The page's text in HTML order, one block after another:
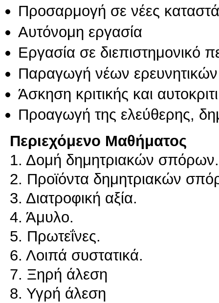
Προσαρμογή σε νέες
Αυτόνομη εργασία
Εργασία σε διεπιστημονικό
Παραγωγή νέων
Άσκηση κριτικής και
Προαγωγή της ελεύθερης,
Περιεχόμενο Μαθήματος
1. Δομή δημητριακών σπόρων.
2. Προϊόντα δημητριακών
3. Διατροφική αξία.
4. Άμυλο.
5. Πρωτεΐνες.
6. Λοιπά συστατικά.
7. Ξηρή άλεση
8. Υγρή άλεση